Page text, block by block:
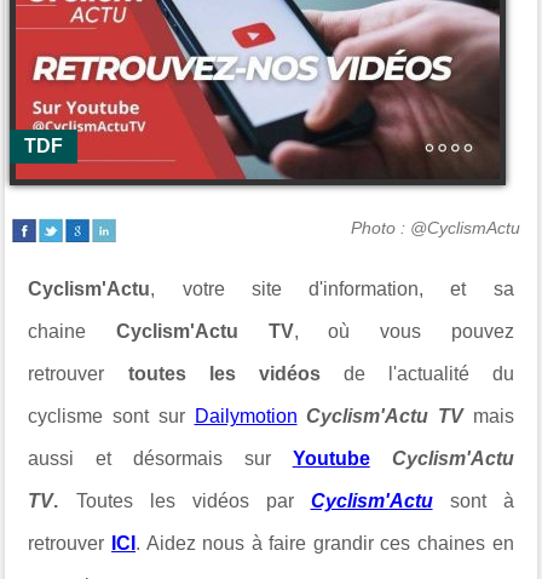
TDF
Photo : @CyclismActu
Cyclism'Actu, votre site d'information, et sa
chaineCyclism'Actu TV, où vous pouvez
retrouver toutes les vidéos de l'actualité du
cyclisme sont sur Dailymotion Cyclism'Actu TV mais
aussi et désormais sur Youtube Cyclism'Actu
TV. Toutes les vidéos par Cyclism'Actu sont à
retrouver ICI . Aidez nous à faire grandir ces chaines en